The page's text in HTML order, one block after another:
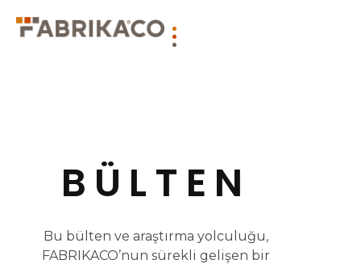
BÜLTEN
Bu bülten ve araştırma yolculuğu,
FABRIKACO’nun sürekli gelişen bir